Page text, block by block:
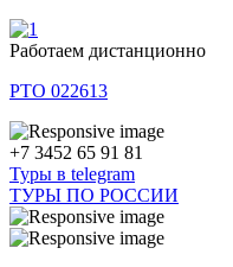
Работаем дистанционно
РТО 022613
+7 3452 65 91 81
Туры в telegram
ТУРЫ ПО РОССИИ